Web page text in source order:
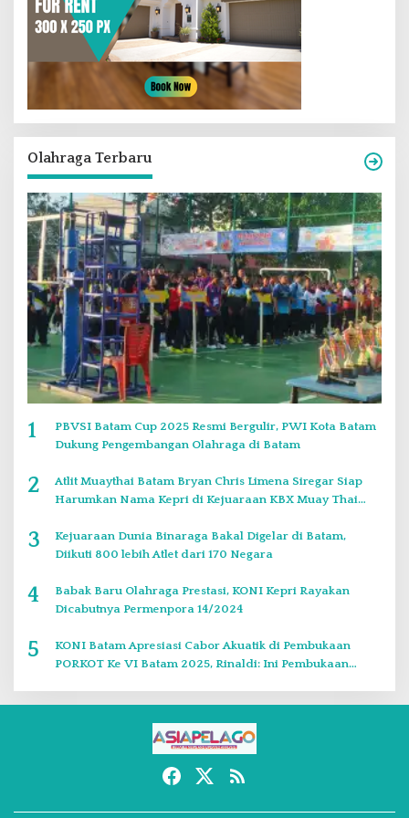
Olahraga Terbaru
1
PBVSI Batam Cup 2025 Resmi Bergulir, PWI Kota Batam
Dukung Pengembangan Olahraga di Batam
2
Atlit Muaythai Batam Bryan Chris Limena Siregar Siap
Harumkan Nama Kepri di Kejuaraan KBX Muay Thai
3
Kejuaraan Dunia Binaraga Bakal Digelar di Batam,
Diikuti 800 lebih Atlet dari 170 Negara
4
Babak Baru Olahraga Prestasi, KONI Kepri Rayakan
Dicabutnya Permenpora 14/2024
5
KONI Batam Apresiasi Cabor Akuatik di Pembukaan
PORKOT Ke VI Batam 2025, Rinaldi: Ini Pembukaan